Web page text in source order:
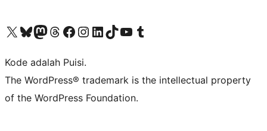
Kunjungi akun X (sebelumnya Twitter) kamiVisit our Bluesky account
Kunjungi akun Mastodon kami
Visit our Threads account
Kunjungi halaman Facebook kamiKunjungi akun Instagram kamiKunjungi akun LinkedIn kami
Visit our TikTok account
Kunjungi channel YouTube kamiVisit our Tumblr account
Kode adalah Puisi.
The WordPress® trademark is the intellectual property
of the WordPress Foundation.